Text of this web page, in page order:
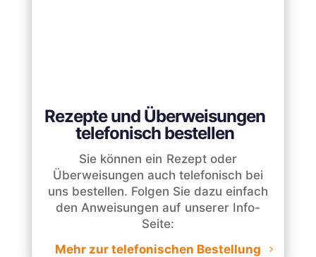
Rezepte und Überweisungen
telefonisch bestellen
Sie können ein Rezept oder
Überweisungen auch telefonisch bei
uns bestellen. Folgen Sie dazu einfach
den Anweisungen auf unserer Info-
Seite:
Mehr zur telefonischen Bestellung